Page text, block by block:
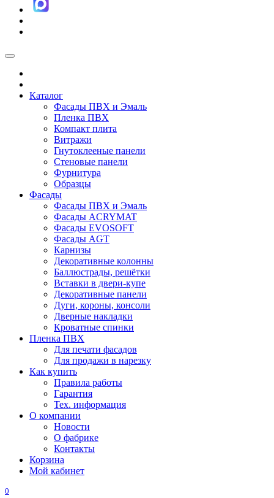
Каталог
Фасады ПВХ и Эмаль
Пленка ПВХ
Компакт плита
Витражи
Гнутоклееные панели
Стеновые панели
Фурнитура
Образцы
Фасады
Фасады ПВХ и Эмаль
Фасады ACRYMAT
Фасады EVOSOFT
Фасады AGT
Карнизы
Декоративные колонны
Баллюстрады, решётки
Вставки в двери-купе
Декоративные панели
Дуги, короны, консоли
Дверные накладки
Кроватные спинки
Пленка ПВХ
Для печати фасадов
Для продажи в нарезку
Как купить
Правила работы
Гарантия
Тех. информация
О компании
Новости
О фабрике
Контакты
Корзина
Мой кабинет
0